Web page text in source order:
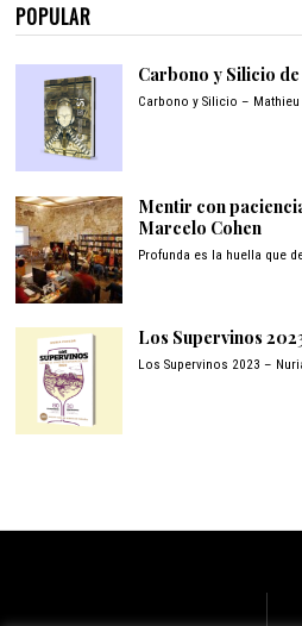
POPULAR
Carbono y Silicio
Carbono y Silicio –
Mentir con
Marcelo Cohen
Profunda es la huella que
Los Supervinos
Los Supervinos 2023 –